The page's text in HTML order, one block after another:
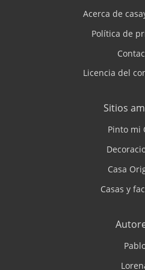
Acerca de
Política de
Licencia del
Sitios
Pinto mi
Casa
Casas y